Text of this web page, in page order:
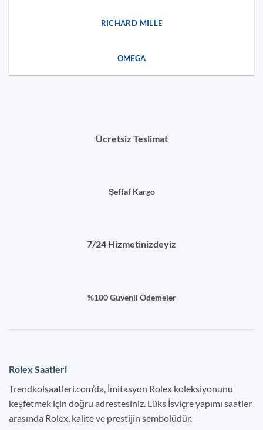
RICHARD MILLE
OMEGA
Ücretsiz Teslimat
Şeffaf Kargo
7/24 Hizmetinizdeyiz
%100 Güvenli Ödemeler
Rolex Saatleri
Trendkolsaatleri.com’da, İmitasyon Rolex koleksiyonunu
keşfetmek için doğru adrestesiniz. Lüks İsviçre yapımı saatler
arasında Rolex, kalite ve prestijin sembolüdür.